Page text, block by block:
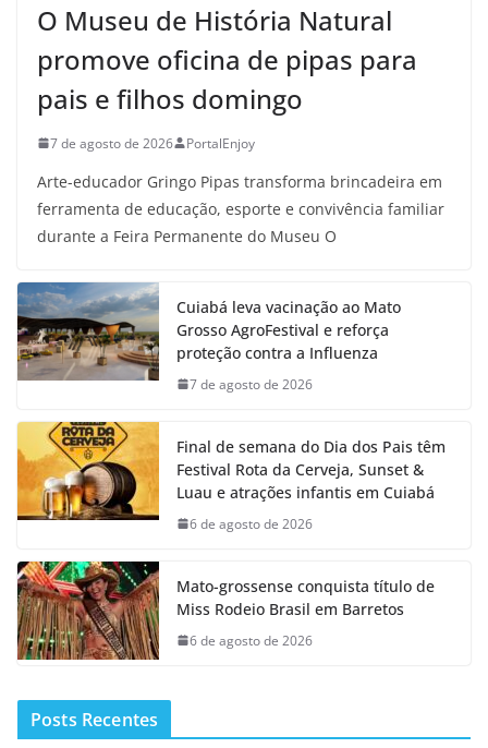
O Museu de História Natural
promove oficina de pipas para
pais e filhos domingo
7 de agosto de 2026 PortalEnjoy
Arte-educador Gringo Pipas transforma brincadeira em
ferramenta de educação, esporte e convivência familiar
durante a Feira Permanente do Museu O
Cuiabá leva vacinação ao Mato
Grosso AgroFestival e reforça
proteção contra a Influenza
7 de agosto de 2026
Final de semana do Dia dos Pais têm
Festival Rota da Cerveja, Sunset &
Luau e atrações infantis em Cuiabá
6 de agosto de 2026
Mato-grossense conquista título de
Miss Rodeio Brasil em Barretos
6 de agosto de 2026
Posts Recentes